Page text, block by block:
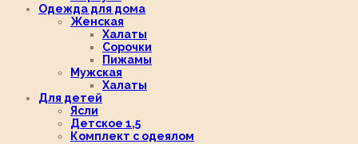
Одежда для дома
Женская
Халаты
Сорочки
Пижамы
Мужская
Халаты
Для детей
Ясли
Детское 1,5
Комплект с одеялом